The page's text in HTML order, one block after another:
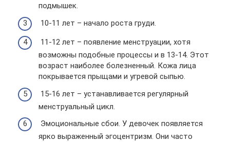
подмышек.
10-11 лет – начало роста груди.
11-12 лет – появление менструации, хотя
возможны подобные процессы и в 13-14. Этот
возраст наиболее болезненный. Кожа лица
покрывается прыщами и угревой сыпью.
15-16 лет – устанавливается регулярный
менструальный цикл.
Эмоциональные сбои. У девочек появляется
ярко выраженный эгоцентризм. Они часто